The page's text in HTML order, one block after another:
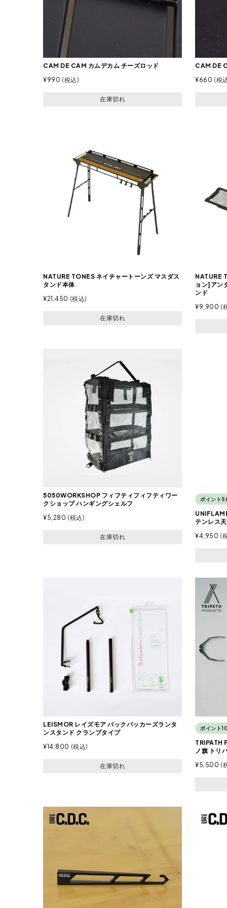
CAM DE CAM カムデカム チーズロッド
¥990 税込
在庫切れ
CAM DE
¥660 税
NATURE TONES ネイチャートーンズ マスダス
タンド本体
¥21,450 税込
在庫切れ
NATURE
ョン]アン
ンド
¥9,900
5050WORKSHOP フィフティフィフティワー
クショップ ハンギングシェルフ
¥5,280 税込
在庫切れ
ポイント5
テンレス
¥4,950
LEISMOR レイズモア バックパッカーズランタ
ンスタンド クランプタイプ
¥14,800 税込
在庫切れ
ポイント
TRIPATH
ノ旗 トリ
¥5,500